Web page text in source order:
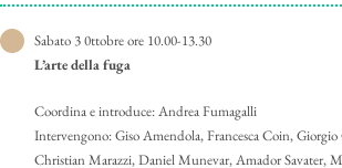
Sabato 3 0ttobre ore 10.00-13.30
L’arte della fuga
Coordina e introduce: Andrea Fumagalli
Intervengono: Giso Amendola, Francesca Coin,
Christian Marazzi, Daniel Munevar, Amador Savater,